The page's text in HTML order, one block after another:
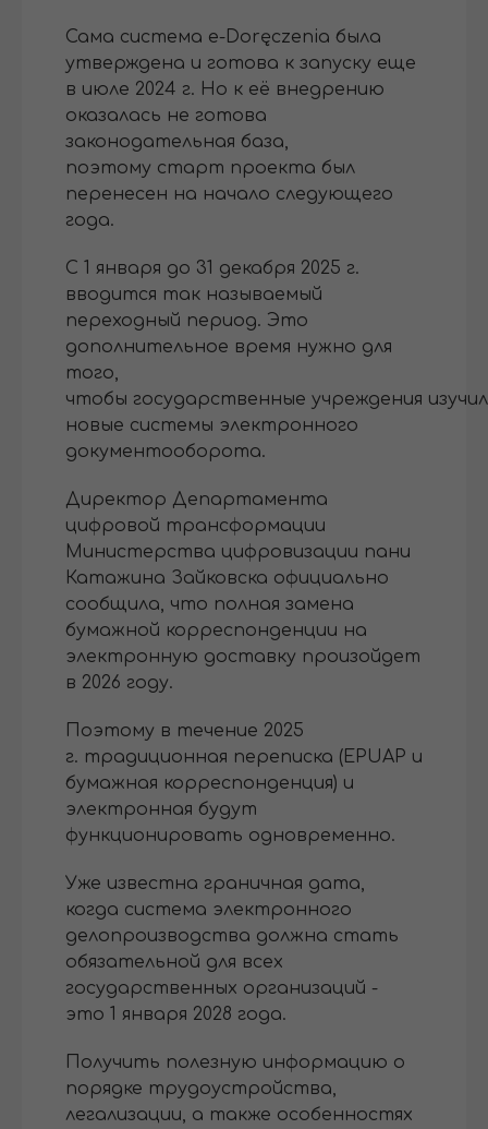
Сама система e-Doręczenia была
утверждена и готова к запуску еще
в июле 2024 г. Но к её внедрению
оказалась не готова
законодательная база,
поэтому старт проекта был
перенесен на начало следующего
года.
С 1 января до 31 декабря 2025 г.
вводится так называемый
переходный период. Это
дополнительное время нужно для
того,
чтобы государственные учреждения
новые системы электронного
документооборота.
Директор Департамента
цифровой трансформации
Министерства цифровизации пани
Катажина Зайковска официально
сообщила, что полная замена
бумажной корреспонденции на
электронную доставку произойдет
в 2026 году.
Поэтому в течение 2025
г. традиционная переписка (EPUAP и
бумажная корреспонденция) и
электронная будут
функционировать одновременно.
Уже известна граничная дата,
когда система электронного
делопроизводства должна стать
обязательной для всех
государственных организаций -
это 1 января 2028 года.
Получить полезную информацию о
порядке трудоустройства,
легализации, а также особенностях